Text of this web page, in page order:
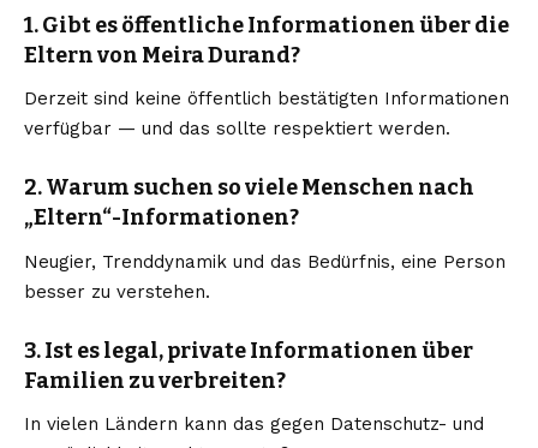
1. Gibt es öffentliche Informationen über die
Eltern von Meira Durand?
Derzeit sind keine öffentlich bestätigten Informationen
verfügbar — und das sollte respektiert werden.
2. Warum suchen so viele Menschen nach
„Eltern“-Informationen?
Neugier, Trenddynamik und das Bedürfnis, eine Person
besser zu verstehen.
3. Ist es legal, private Informationen über
Familien zu verbreiten?
In vielen Ländern kann das gegen Datenschutz- und